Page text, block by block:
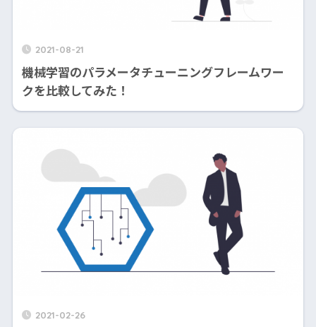
2021-08-21
機械学習のパラメータチューニングフレームワー
クを比較してみた！
2021-02-26